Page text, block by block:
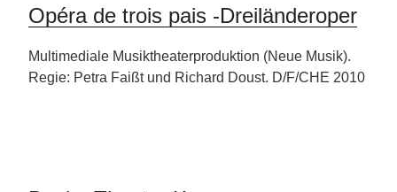
Opéra de trois pais -Dreiländeroper
Multimediale Musiktheaterproduktion (Neue Musik).
Regie: Petra Faißt und Richard Doust. D/F/CHE 2010